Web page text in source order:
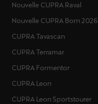
Nouvelle CUPRA Raval
Nouvelle CUPRA Born 2026
CUPRA Tavascan
CUPRA Terramar
CUPRA Formentor
CUPRA Leon
CUPRA Leon Sportstourer